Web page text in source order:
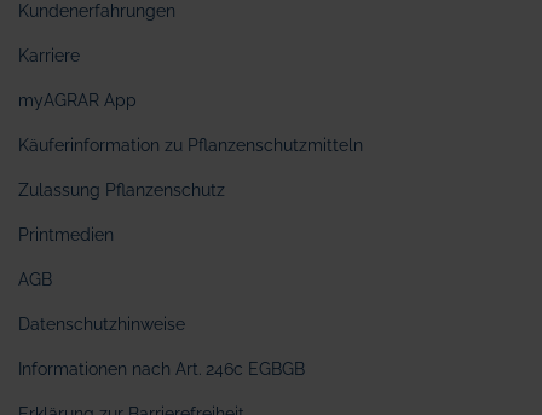
Kundenerfahrungen
Karriere
myAGRAR App
Käuferinformation zu Pflanzenschutzmitteln
Zulassung Pflanzenschutz
Printmedien
AGB
Datenschutzhinweise
Informationen nach Art. 246c EGBGB